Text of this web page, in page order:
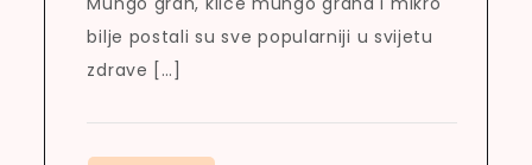
bilje postali su sve popularniji u svijetu
zdrave […]